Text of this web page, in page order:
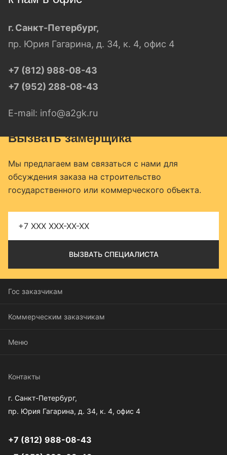
Коммерческим заказчикам
Ремонт магазинов
Ремонт гостиниц
Ремонт заводов
Ремонт офисов
Ремонт фитнес-центров
Ремонт салонов красоты
Ремонт складов
ЗАКАЗАТЬ ЗВОНОК
г. Санкт-Петербург,
пр. Юрия Гагарина, д. 34, к. 4, офис 4
+7 (812) 988-08-43
+7 (952) 288-08-43
E-mail: info@a2gk.ru
Вызвать замерщика
Мы предлагаем вам связаться с нами для
обсуждения заказа на строительство
государственного или коммерческого объекта.
Контакты
г. Санкт-Петербург,
пр. Юрия Гагарина, д. 34, к. 4, офис 4
+7 (812) 988-08-43
Гос заказчикам
Коммерческим заказчикам
Меню